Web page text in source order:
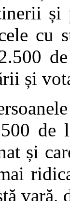
și
cu
și
de
și